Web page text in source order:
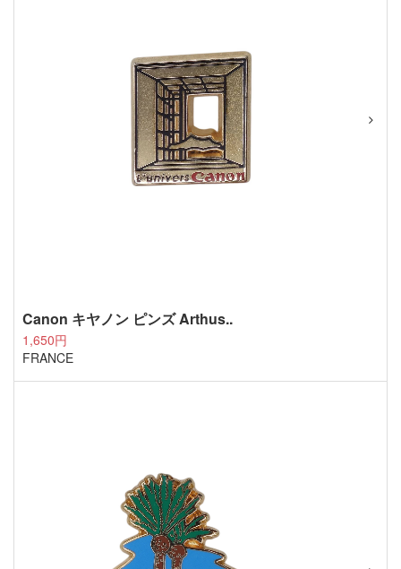
Canon キヤノン ピンズ Arthus..
1,650円
FRANCE